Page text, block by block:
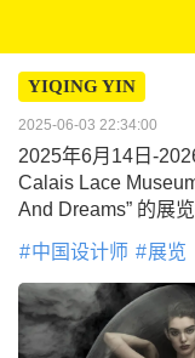
YIQING YIN
2025-06-03 22:34:00
2025年6月14日-
Calais Lace
And Dreams” 的展览
中国设计师 展览